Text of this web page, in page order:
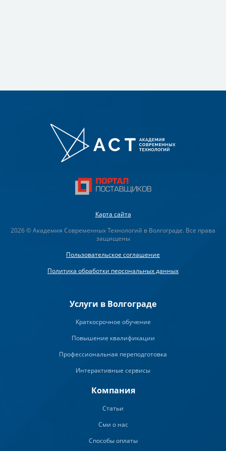
Карта сайта
2026 © Академия Современных Технологий в Волгограде. Все права
защищены
Пользовательское соглашение
Политика обработки персональных данных
Услуги в Волгограде
Краткосрочное обучение
Повышение квалификации
Профессиональная переподготовка
Интерактивные сервисы
Компания
Статьи
Сми о нас
Способы оплаты